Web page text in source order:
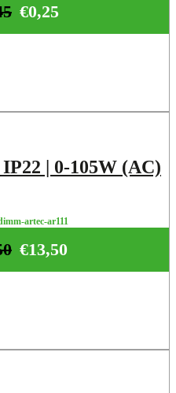
€0,25
| 0-105W (AC)
artec-ar111
€13,50